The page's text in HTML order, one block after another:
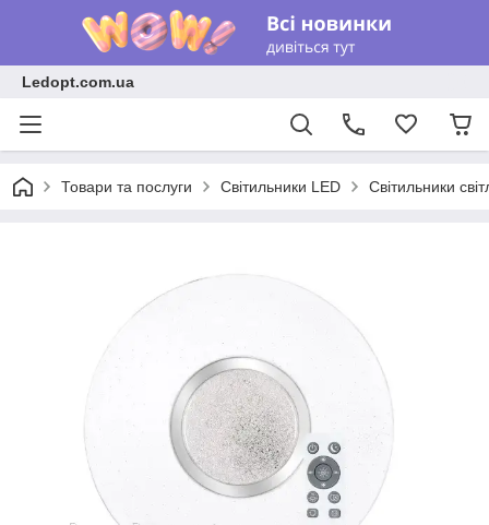
Ledopt.com.ua
Товари та послуги Світильники LED Світильники